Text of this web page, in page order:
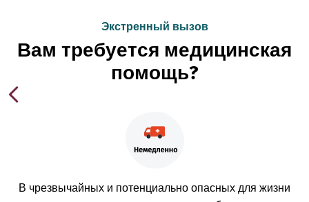
Экстренный вызов
Вам требуется медицинская
помощь?
В чрезвычайных и потенциально опасных для жизни